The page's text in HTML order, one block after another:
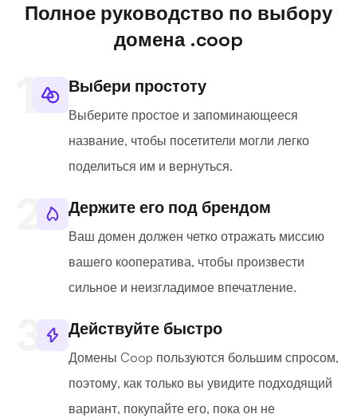
Полное руководство по выбору
домена .coop
Выбери простоту
Выберите простое и запоминающееся
название, чтобы посетители могли легко
поделиться им и вернуться.
Держите его под брендом
Ваш домен должен четко отражать миссию
вашего кооператива, чтобы произвести
сильное и неизгладимое впечатление.
Действуйте быстро
Домены Coop пользуются большим спросом,
поэтому, как только вы увидите подходящий
вариант, покупайте его, пока он не